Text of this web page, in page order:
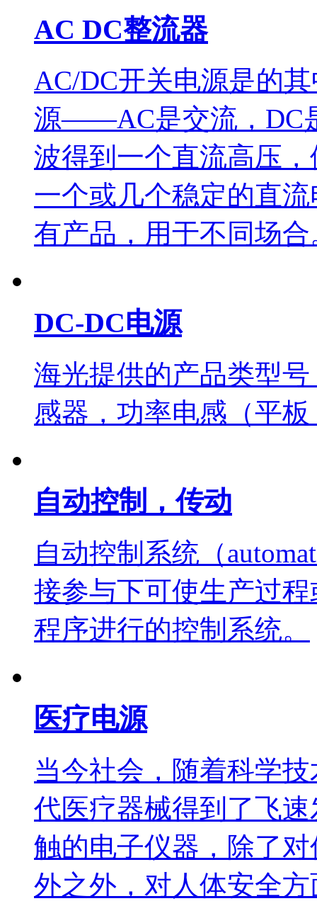
AC DC整流器
AC/DC开关电源是的
源——AC是交流，DC
波得到一个直流高压
一个或几个稳定的直
有产品，用于不同场合
DC-DC电源
海光提供的产品类型
感器，功率电感（平
自动控制，传动
自动控制系统（
接参与下可使生产过
程序进行的控制系统。
医疗电源
当今社会，随着科学
代医疗器械得到了飞
触的电子仪器，除了
外之外，对人体安全